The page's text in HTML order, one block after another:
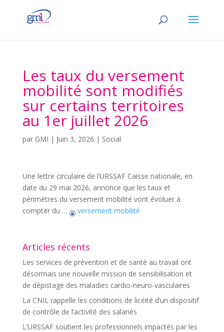
Les taux du versement
mobilité sont modifiés
sur certains territoires
au 1er juillet 2026
par GMI | Juin 3, 2026 | Social
Une lettre circulaire de l’URSSAF Caisse nationale, en
date du 29 mai 2026, annonce que les taux et
périmètres du versement mobilité vont évoluer à
compter du …
versement mobilité
Articles récents
Les services de prévention et de santé au travail ont
désormais une nouvelle mission de sensibilisation et
de dépistage des maladies cardio-neuro-vasculaires
La CNIL rappelle les conditions de licéité d’un dispositif
de contrôle de l’activité des salariés
L’URSSAF soutient les professionnels impactés par les